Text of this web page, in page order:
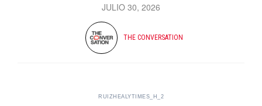
JULIO 30, 2026
THE CONVERSATION
RUIZHEALYTIMES_H_2